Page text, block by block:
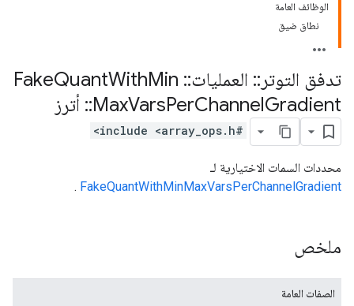
الوظائف العامة
نطاق ضيق
تدفق التوتر :: العمليات::
QuantWithMin
MaxVarsPerChannelGradient
:: أترز
#include <array_ops.h>
محددات السمات الاختيارية لـ
FakeQuantWithMinMaxVarsPerChannelGradient
.
ملخص
الصفات العامة